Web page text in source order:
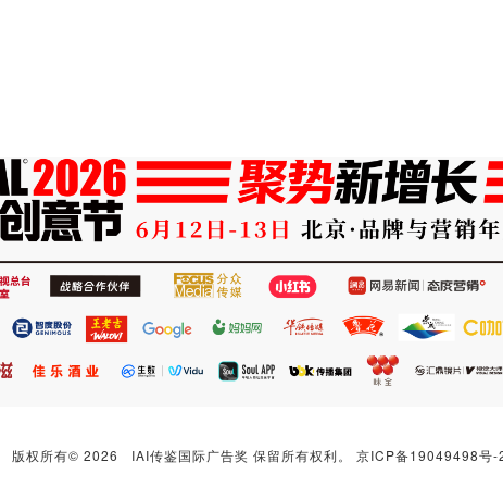
版权所有© 2026 IAI传鉴国际广告奖 保留所有权利。 京ICP备19049498号-